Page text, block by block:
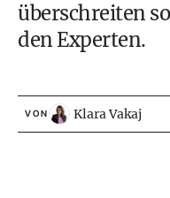
überschreiten
den Experten.
VON Klara Vakaj